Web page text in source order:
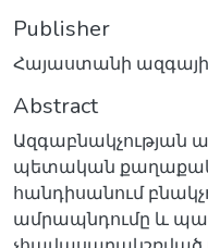
Publisher
Հայաստանի
Abstract
Ազգաբնակչության
պետական
հանդիսանում
ամրապնդումը և